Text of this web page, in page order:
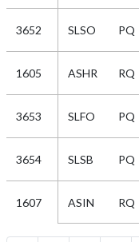
3652 SLSO PQ
1605 ASHR RQ
3653 SLFO PQ
3654 SLSB PQ
1607 ASIN RQ